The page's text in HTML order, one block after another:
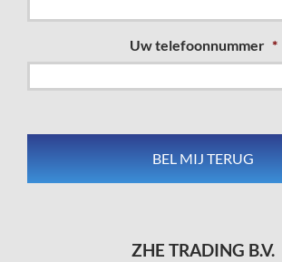
Uw telefoonnummer *
ZHE TRADING B.V.